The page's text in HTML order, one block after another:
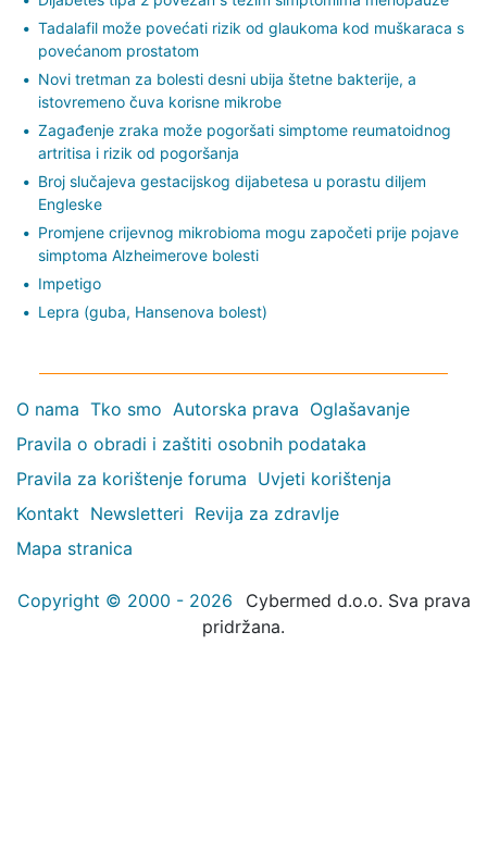
Tadalafil može povećati rizik od glaukoma kod muškaraca s
povećanom prostatom
Novi tretman za bolesti desni ubija štetne bakterije, a
istovremeno čuva korisne mikrobe
Zagađenje zraka može pogoršati simptome reumatoidnog
artritisa i rizik od pogoršanja
Broj slučajeva gestacijskog dijabetesa u porastu diljem
Engleske
Promjene crijevnog mikrobioma mogu započeti prije pojave
simptoma Alzheimerove bolesti
Impetigo
Lepra (guba, Hansenova bolest)
O nama Tko smo Autorska prava Oglašavanje
Pravila o obradi i zaštiti osobnih podataka
Pravila za korištenje foruma Uvjeti korištenja
Kontakt Newsletteri Revija za zdravlje
Mapa stranica
Copyright © 2000 - 2026
Cybermed d.o.o. Sva prava
pridržana.